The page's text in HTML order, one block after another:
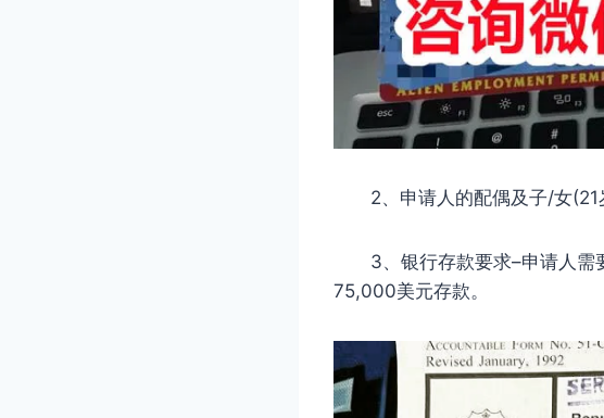
2、申请人的配偶及子/女(21
3、银行存款要求–申请人需要
75,000美元存款。